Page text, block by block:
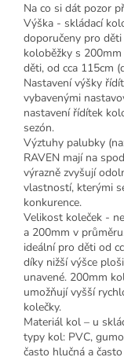
Na co si dát pozor
Výška - skládací
doporučeny pro
koloběžky s
děti, od cca 115cm
Nastavení výšky
vybavenými
nastavení řídítek
sezón.
Výztuhy palubky
RAVEN mají na
výrazně zvyšují
vlastností, kterými
konkurence.
Velikost koleček -
a 200mm v
ideální pro děti od
díky nižší výšce
unavené. 200mm
umožňují vyšší
kolečky.
Materiál kol – u
typy kol: PVC,
často hlučná a